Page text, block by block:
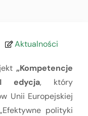
Aktualności
„Kompetencje
edycja, który
Unii Europejskiej
polityki